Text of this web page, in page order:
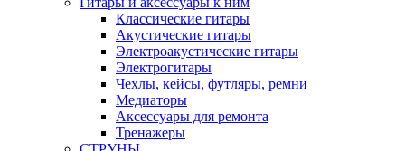
Классические гитары
Акустические гитары
Электроакустические гитары
Электрогитары
Чехлы, кейсы, футляры, ремни
Медиаторы
Аксессуары для ремонта
Тренажеры